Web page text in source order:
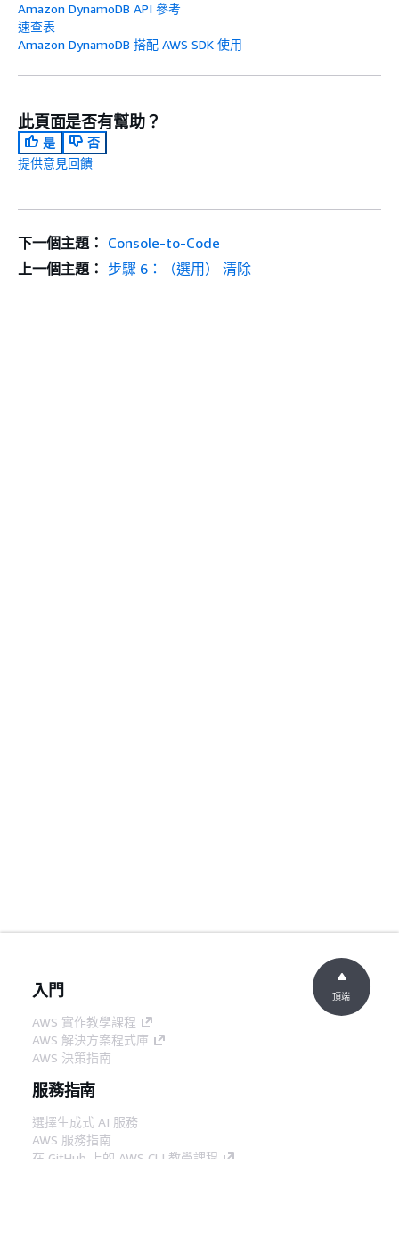
Amazon DynamoDB API 參考
速查表
Amazon DynamoDB 搭配 AWS SDK 使用
此頁面是否有幫助？
是
否
提供意見回饋
下一個主題： Console-to-Code
上一個主題： 步驟 6：（選用） 清除
入門
AWS 實作教學課程
AWS 解決方案程式庫
AWS 決策指南
服務指南
選擇生成式 AI 服務
AWS 服務指南
在 GitHub 上的 AWS CLI 教學課程
頂端